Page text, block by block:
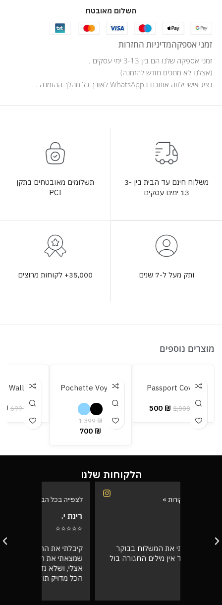
תשלום מאובטח
זמני אספקהמדיניות החזרות
זמני אספקה שלנו הם בין 3-13 ימי עסקים .
(אצלנו לא מחכים חודש להזמנה)
נציג אישי ילווה אותכם בWhatsApp לאורך כל מהלך ההזמנה .
משלוח חינם עד הבית בין 3-
13 ימים עסקים
תשלומים מאובטחים בתקן
PCI
ותק מעל ל-7 שנים 35,000+ לקוחות מרוצים
מוצרים נוספים
Passport Cover
1,000 ₪
500 ₪
Pochette Voyage
1,399₪
700 ₪
Wallet
699₪
₪
הלקוחות שלנו
לצפייה בכל הביקורות »
קיבלתי את התיק, מדהים! אין ספק
שמצאתי את החנות שלי שירות מעל הכל
אצלי, ושלא נדבר על התיק המעלף הזה.
הכל מדויק תודה רבה לכם 🙌❤️